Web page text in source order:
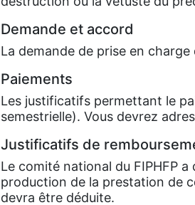
Demande et accord
La demande de prise en
Paiements
Les justificatifs permettant le
semestrielle). Vous devrez
Justificatifs de
Le comité national du FIPHFP
production de la prestation de
devra être déduite.